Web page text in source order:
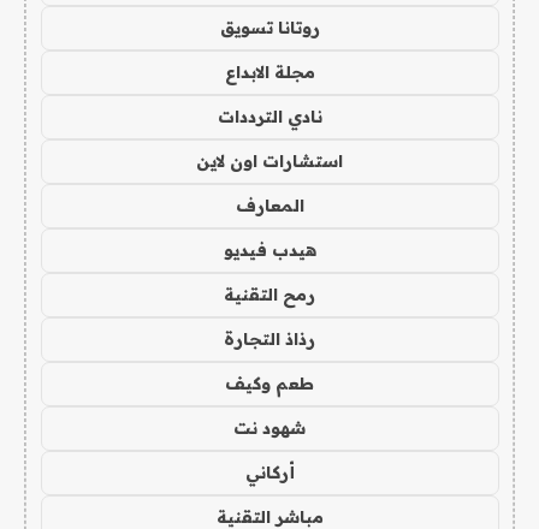
روتانا تسويق
مجلة الابداع
نادي الترددات
استشارات اون لاين
المعارف
هيدب فيديو
رمح التقنية
رذاذ التجارة
طعم وكيف
شهود نت
أركاني
مباشر التقنية